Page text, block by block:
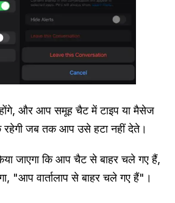
होंगे, और आप समूह चैट में टाइप या मैसेज
रहेगी जब तक आप उसे हटा नहीं देते।
जाएगा कि आप चैट से बाहर चले गए हैं,
"आप वार्तालाप से बाहर चले गए हैं"।